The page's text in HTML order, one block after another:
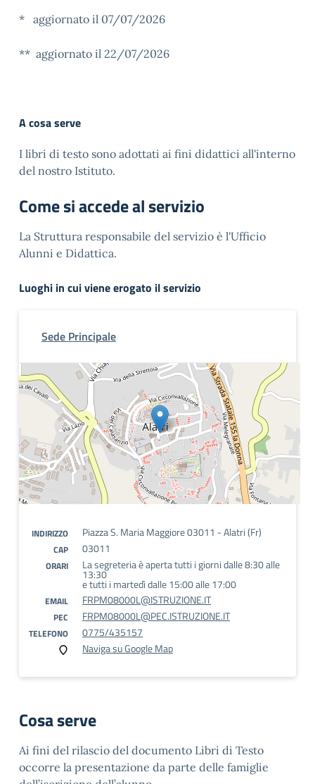
* aggiornato il 07/07/2026
** aggiornato il 22/07/2026
A cosa serve
I libri di testo sono adottati ai fini didattici all'interno
del nostro Istituto.
Come si accede al servizio
La Struttura responsabile del servizio è l'Ufficio
Alunni e Didattica.
Luoghi in cui viene erogato il servizio
Sede Principale
INDIRIZZO Piazza S. Maria Maggiore 03011 - Alatri (Fr)
CAP 03011
ORARI La segreteria è aperta tutti i giorni dalle 8:30 alle
13:30
e tutti i martedì dalle 15:00 alle 17:00
EMAIL FRPM08000L@ISTRUZIONE.IT
PEC FRPM08000L@PEC.ISTRUZIONE.IT
TELEFONO
0775/435157
Naviga su Google Map
Cosa serve
Ai fini del rilascio del documento Libri di Testo
occorre la presentazione da parte delle famiglie